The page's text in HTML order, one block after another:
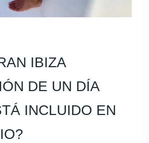
IBIZA
DE UN DÍA
INCLUIDO EN